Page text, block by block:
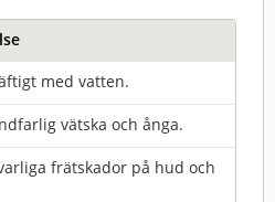
med vatten.
vätska och ånga.
frätskador på hud och